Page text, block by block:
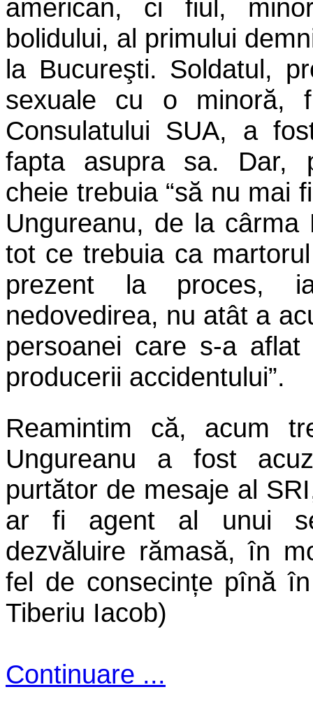
american, ci fiul,
bolidului, al primului
la Bucureşti. Soldatul,
sexuale cu o minoră,
Consulatului SUA, a
fapta asupra sa. Dar,
cheie trebuia “să nu mai
Ungureanu, de la
tot ce trebuia ca
prezent la proces,
nedovedirea, nu atât a
persoanei care s-a
producerii accidentului”.
Reamintim că, acum
Ungureanu a fost
purtător de mesaje al
ar fi agent al unui
dezvăluire rămasă, în
fel de consecințe pînă
Tiberiu Iacob)
Continuare ...